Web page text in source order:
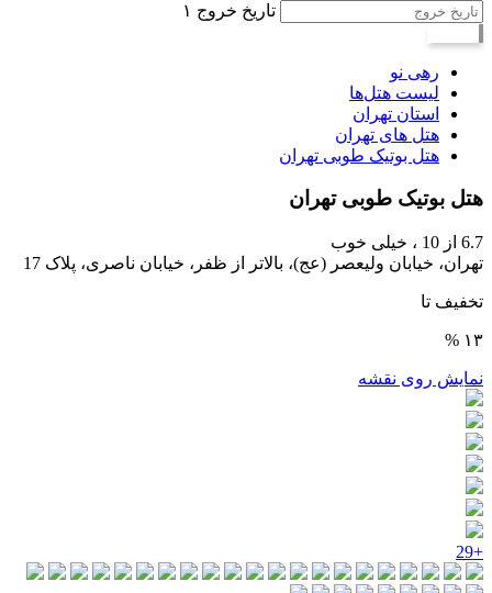
تاریخ خروج ۱
رهی نو
لیست هتل‌ها
استان تهران
هتل های تهران
هتل بوتیک طوبی تهران
هتل بوتیک طوبی تهران
6.7 از 10 ،
خیلی خوب
تهران، خیابان ولیعصر (عج)، بالاتر از ظفر، خیابان ناصری، پلاک 17
تخفیف تا
۱۳ %
نمایش روی نقشه
+29